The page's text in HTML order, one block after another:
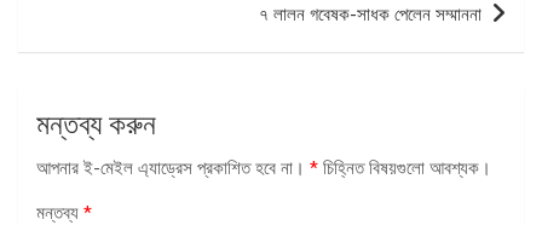
৭ লালন গবেষক-সাধক পেলেন সম্মাননা
মন্তব্য করুন
আপনার ই-মেইল এ্যাড্রেস প্রকাশিত হবে না। * চিহ্নিত বিষয়গুলো আবশ্যক।
মন্তব্য *